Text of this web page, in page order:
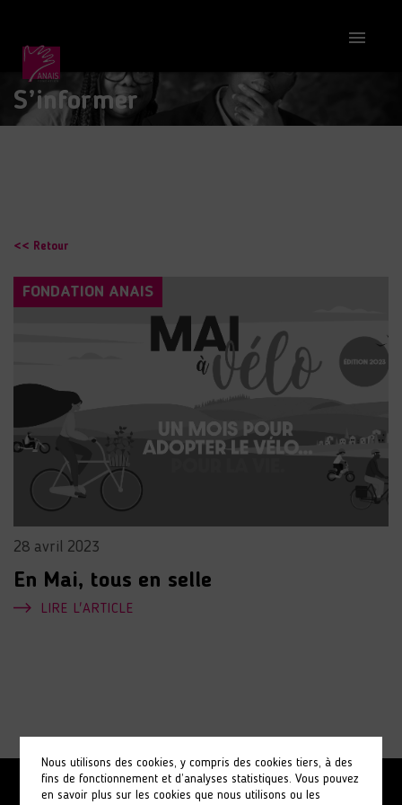

S’informer
<< Retour
FONDATION ANAIS
28 avril 2023
En Mai, tous en selle
LIRE L'ARTICLE
Nous utilisons des cookies, y compris des cookies tiers, à des
fins de fonctionnement et d’analyses statistiques. Vous pouvez
en savoir plus sur les cookies que nous utilisons ou les